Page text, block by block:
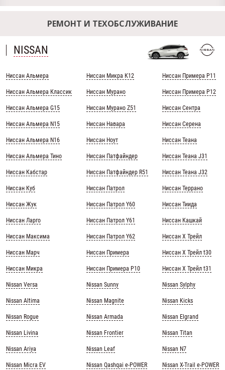
РЕМОНТ И ТЕХОБСЛУЖИВАНИЕ
NISSAN
Ниссан Альмера
Ниссан Альмера Классик
Ниссан Альмера G15
Ниссан Альмера N15
Ниссан Альмера N16
Ниссан Альмера Тино
Ниссан Кабстар
Ниссан Куб
Ниссан Жук
Ниссан Ларго
Ниссан Максима
Ниссан Марч
Ниссан Микра
Nissan Versa
Nissan Altima
Nissan Rogue
Nissan Livina
Nissan Ariya
Nissan Micra EV
Ниссан Микра К12
Ниссан Мурано
Ниссан Мурано Z51
Ниссан Навара
Ниссан Ноут
Ниссан Патфайндер
Ниссан Патфайндер R51
Ниссан Патрол
Ниссан Патрол Y60
Ниссан Патрол Y61
Ниссан Патрол Y62
Ниссан Примера
Ниссан Примера Р10
Nissan Sunny
Nissan Magnite
Nissan Armada
Nissan Frontier
Nissan Leaf
Nissan Qashqai e-POWER
Ниссан Примера Р11
Ниссан Примера Р12
Ниссан Сентра
Ниссан Серена
Ниссан Теана
Ниссан Теана J31
Ниссан Теана J32
Ниссан Террано
Ниссан Тиида
Ниссан Кашкай
Ниссан Х Трейл
Ниссан Х Трейл t30
Ниссан Х Трейл t31
Nissan Sylphy
Nissan Kicks
Nissan Elgrand
Nissan Titan
Nissan N7
Nissan X-Trail e-POWER